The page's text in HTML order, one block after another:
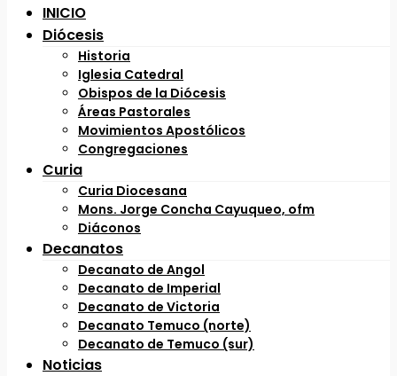
INICIO
Diócesis
Historia
Iglesia Catedral
Obispos de la Diócesis
Áreas Pastorales
Movimientos Apostólicos
Congregaciones
Curia
Curia Diocesana
Mons. Jorge Concha Cayuqueo, ofm
Diáconos
Decanatos
Decanato de Angol
Decanato de Imperial
Decanato de Victoria
Decanato Temuco (norte)
Decanato de Temuco (sur)
Noticias